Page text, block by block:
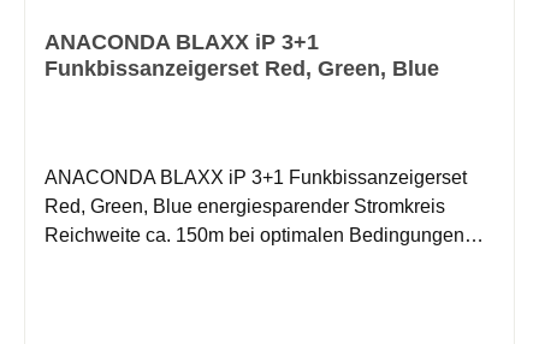
ANACONDA BLAXX iP 3+1
Funkbissanzeigerset Red, Green, Blue
ANACONDA BLAXX iP 3+1 Funkbissanzeigerset
Red, Green, Blue energiesparender Stromkreis
Reichweite ca. 150m bei optimalen Bedingungen